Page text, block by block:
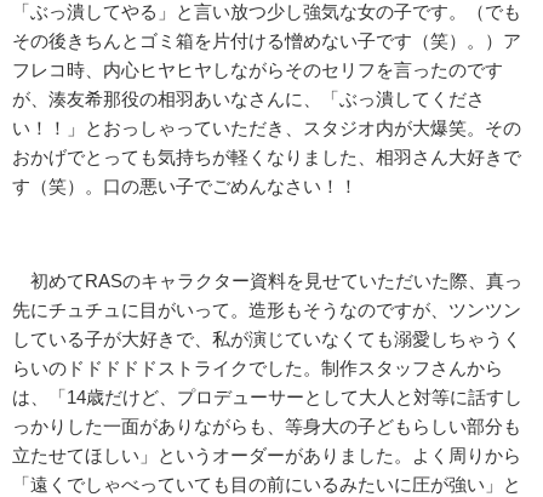
「ぶっ潰してやる」と言い放つ少し強気な女の子です。（でも
その後きちんとゴミ箱を片付ける憎めない子です（笑）。）ア
フレコ時、内心ヒヤヒヤしながらそのセリフを言ったのです
が、湊友希那役の相羽あいなさんに、「ぶっ潰してくださ
い！！」とおっしゃっていただき、スタジオ内が大爆笑。その
おかげでとっても気持ちが軽くなりました、相羽さん大好きで
す（笑）。口の悪い子でごめんなさい！！
初めてRASのキャラクター資料を見せていただいた際、真っ
先にチュチュに目がいって。造形もそうなのですが、ツンツン
している子が大好きで、私が演じていなくても溺愛しちゃうく
らいのドドドドドストライクでした。制作スタッフさんから
は、「14歳だけど、プロデューサーとして大人と対等に話すし
っかりした一面がありながらも、等身大の子どもらしい部分も
立たせてほしい」というオーダーがありました。よく周りから
「遠くでしゃべっていても目の前にいるみたいに圧が強い」と